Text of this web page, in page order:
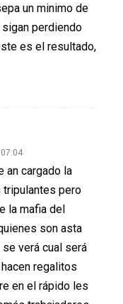
un minimo de
perdiendo
es el resultado,
an cargado la
tripulantes pero
la mafia del
son asta
verá cual será
regalitos
en el rápido les